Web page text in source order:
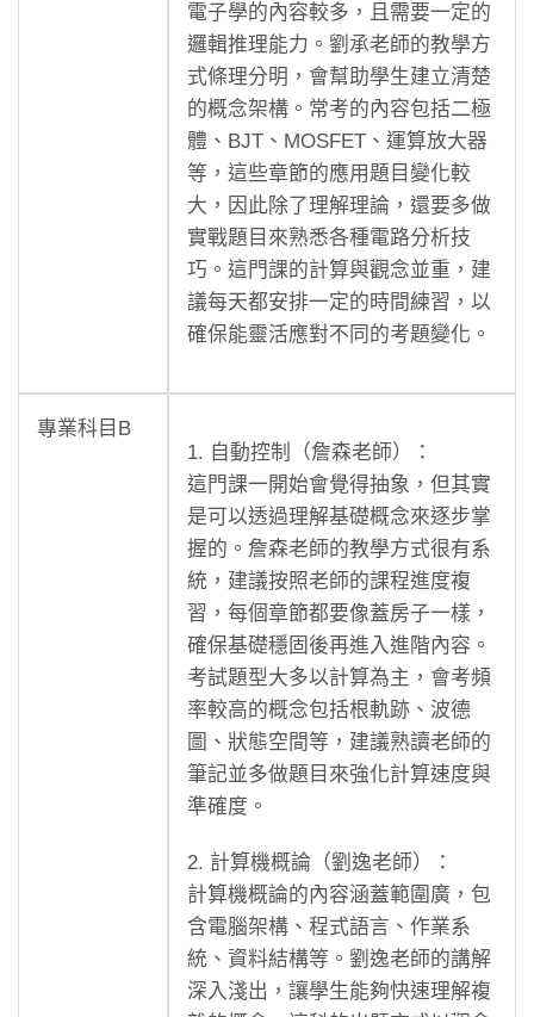
電子學的內容較多，且需要一定的
邏輯推理能力。劉承老師的教學方
式條理分明，會幫助學生建立清楚
的概念架構。常考的內容包括二極
體、BJT、MOSFET、運算放大器
等，這些章節的應用題目變化較
大，因此除了理解理論，還要多做
實戰題目來熟悉各種電路分析技
巧。這門課的計算與觀念並重，建
議每天都安排一定的時間練習，以
確保能靈活應對不同的考題變化。
專業科目B
1. 自動控制（詹森老師）：
這門課一開始會覺得抽象，但其實
是可以透過理解基礎概念來逐步掌
握的。詹森老師的教學方式很有系
統，建議按照老師的課程進度複
習，每個章節都要像蓋房子一樣，
確保基礎穩固後再進入進階內容。
考試題型大多以計算為主，會考頻
率較高的概念包括根軌跡、波德
圖、狀態空間等，建議熟讀老師的
筆記並多做題目來強化計算速度與
準確度。
2. 計算機概論（劉逸老師）：
計算機概論的內容涵蓋範圍廣，包
含電腦架構、程式語言、作業系
統、資料結構等。劉逸老師的講解
深入淺出，讓學生能夠快速理解複